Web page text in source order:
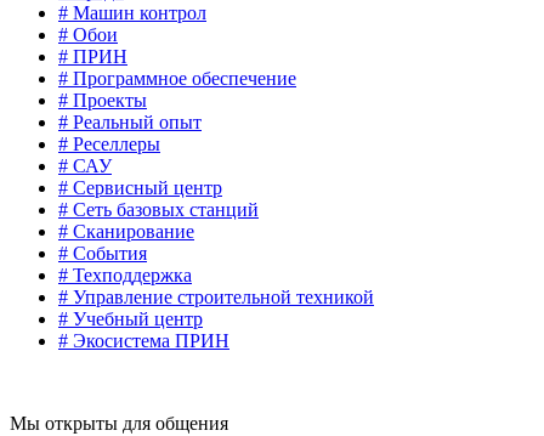
# Машин контрол
# Обои
# ПРИН
# Программное обеспечение
# Проекты
# Реальный опыт
# Реселлеры
# САУ
# Сервисный центр
# Сеть базовых станций
# Сканирование
# События
# Техподдержка
# Управление строительной техникой
# Учебный центр
# Экосистема ПРИН
Мы открыты для общения